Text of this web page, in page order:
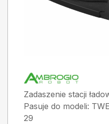
Zadaszenie stacji
Pasuje do modeli:
29